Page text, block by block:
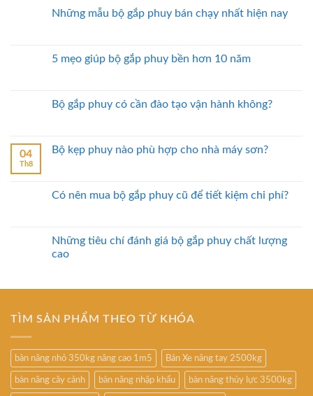
Những mẫu bộ gắp phuy bán chạy nhất hiện nay
5 mẹo giúp bộ gắp phuy bền hơn 10 năm
Bộ gắp phuy có cần đào tạo vận hành không?
04
Th8
Bộ kẹp phuy nào phù hợp cho nhà máy sơn?
Có nên mua bộ gắp phuy cũ để tiết kiệm chi phí?
Những tiêu chí đánh giá bộ gắp phuy chất lượng
cao
TÌM SẢN PHẨM THEO TỪ KHÓA
bàn nâng nhỏ 350kg nâng cao 1m5 Bán Xe nâng tay 2500kg
bàn nâng cây cảnh bàn nâng nhập khẩu bàn nâng thủy lực 3500kg